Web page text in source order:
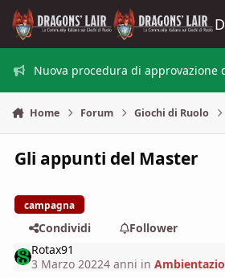
Vai al contenuto
Nuova procedura di approvazione
Home Forum Giochi di Ruolo
Gli appunti del Master
campagna
Condividi
Follower
Rotax91
3 Marzo 20224 anni in